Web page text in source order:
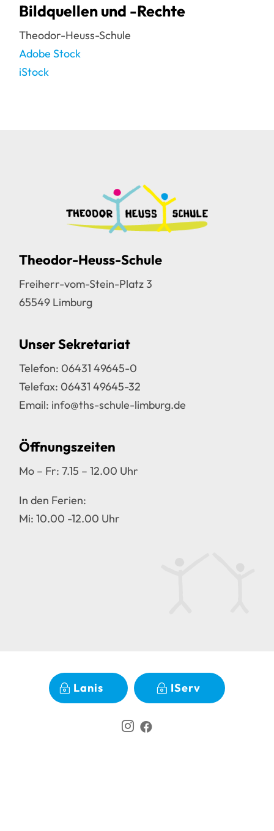
Bildquellen und -Rechte
Theodor-Heuss-Schule
Adobe Stock
iStock
Theodor-Heuss-Schule
Freiherr-vom-Stein-Platz 3
65549 Limburg
Unser Sekretariat
Telefon: 06431 49645-0
Telefax: 06431 49645-32
Email: info@ths-schule-limburg.de
Öffnungszeiten
Mo – Fr: 7.15 – 12.00 Uhr
In den Ferien:
Mi: 10.00 -12.00 Uhr
 
Lanis IServ